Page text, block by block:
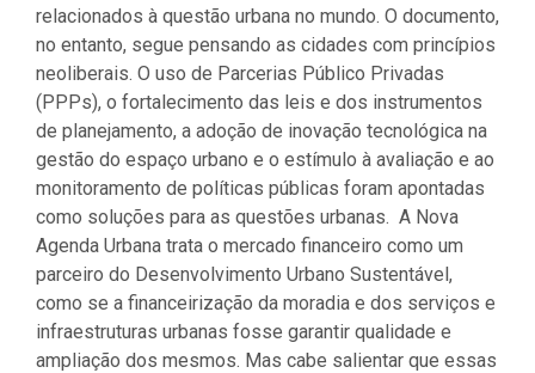
relacionados à questão urbana no mundo. O documento,
no entanto, segue pensando as cidades com princípios
neoliberais. O uso de Parcerias Público Privadas
(PPPs), o fortalecimento das leis e dos instrumentos
de planejamento, a adoção de inovação tecnológica na
gestão do espaço urbano e o estímulo à avaliação e ao
monitoramento de políticas públicas foram apontadas
como soluções para as questões urbanas. A Nova
Agenda Urbana trata o mercado financeiro como um
parceiro do Desenvolvimento Urbano Sustentável,
como se a financeirização da moradia e dos serviços e
infraestruturas urbanas fosse garantir qualidade e
ampliação dos mesmos. Mas cabe salientar que essas